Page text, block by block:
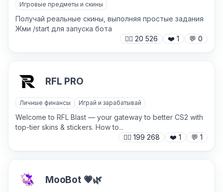
Игровые предметы и скины
Получай реальные скины, выполняя простые задания
Жми /start для запуска бота
🙍‍♂️ 20 526 ❤️ 1 💬 0
RFL PRO
Личные финансы Играй и зарабатывай
Welcome to RFL Blast — your gateway to better CS2 with
top-tier skins & stickers. How to...
🙍‍♂️ 199 268 ❤️ 1 💬 1
MooBot 💗🌿